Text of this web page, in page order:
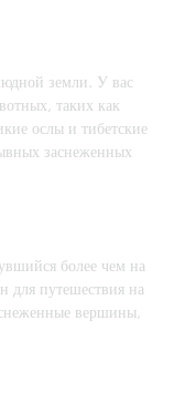
земли. У вас
таких как
ослы и тибетские
заснеженных
более чем на
для путешествия на
вершины,